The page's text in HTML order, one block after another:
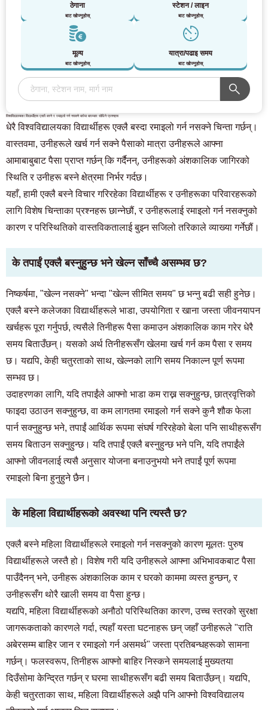
ठेगाना
बाट खोज्नुहोस्
स्टेशन / लाइन
बाट खोज्नुहोस्
मूल्य
बाट खोज्नुहोस्
यात्रा/पढाइ समय
बाट खोज्नुहोस्
विश्वविद्यालयका विद्यार्थीहरू एक्लै बस्ने र रमाइलो गर्न नसक्ने बारेमा बारम्बार सोधिने प्रश्नहरू
धेरै विश्वविद्यालयका विद्यार्थीहरू एक्लै बस्दा रमाइलो गर्न नसक्ने चिन्ता गर्छन्।
वास्तवमा, उनीहरूले खर्च गर्न सक्ने पैसाको मात्रा उनीहरूले आफ्ना
आमाबाबुबाट पैसा प्राप्त गर्छन् कि गर्दैनन्, उनीहरूको अंशकालिक जागिरको
स्थिति र उनीहरू बस्ने क्षेत्रमा निर्भर गर्दछ।
यहाँ, हामी एक्लै बस्ने विचार गरिरहेका विद्यार्थीहरू र उनीहरूका परिवारहरूको
लागि विशेष चिन्ताका प्रश्नहरू छान्नेछौं, र उनीहरूलाई रमाइलो गर्न नसक्नुको
कारण र परिस्थितिको वास्तविकतालाई बुझ्न सजिलो तरिकाले व्याख्या गर्नेछौं।
के तपाईं एक्लै बस्नुहुन्छ भने खेल्न साँच्चै असम्भव छ?
निष्कर्षमा, "खेल्न नसक्ने" भन्दा "खेल्न सीमित समय" छ भन्नु बढी सही हुनेछ।
एक्लै बस्ने कलेजका विद्यार्थीहरूले भाडा, उपयोगिता र खाना जस्ता जीवनयापन
खर्चहरू पूरा गर्नुपर्छ, त्यसैले तिनीहरू पैसा कमाउन अंशकालिक काम गरेर धेरै
समय बिताउँछन्। यसको अर्थ तिनीहरूसँग खेलमा खर्च गर्न कम पैसा र समय
छ। यद्यपि, केही चतुरताको साथ, खेल्नको लागि समय निकाल्न पूर्ण रूपमा
सम्भव छ।
उदाहरणका लागि, यदि तपाईंले आफ्नो भाडा कम राख्न सक्नुहुन्छ, छात्रवृत्तिको
फाइदा उठाउन सक्नुहुन्छ, वा कम लागतमा रमाइलो गर्न सक्ने कुनै शौक फेला
पार्न सक्नुहुन्छ भने, तपाईं आर्थिक रूपमा संघर्ष गरिरहेको बेला पनि साथीहरूसँग
समय बिताउन सक्नुहुन्छ। यदि तपाईं एक्लै बस्नुहुन्छ भने पनि, यदि तपाईंले
आफ्नो जीवनलाई त्यसै अनुसार योजना बनाउनुभयो भने तपाईं पूर्ण रूपमा
रमाइलो बिना हुनुहुने छैन।
के महिला विद्यार्थीहरूको अवस्था पनि त्यस्तै छ?
एक्लै बस्ने महिला विद्यार्थीहरूले रमाइलो गर्न नसक्नुको कारण मूलतः पुरुष
विद्यार्थीहरूले जस्तै हो। विशेष गरी यदि उनीहरूले आफ्ना अभिभावकबाट पैसा
पाउँदैनन् भने, उनीहरू अंशकालिक काम र घरको काममा व्यस्त हुन्छन्, र
उनीहरूसँग थोरै खाली समय वा पैसा हुन्छ।
यद्यपि, महिला विद्यार्थीहरूको अनौठो परिस्थितिका कारण, उच्च स्तरको सुरक्षा
जागरूकताको कारणले गर्दा, त्यहाँ यस्ता घटनाहरू छन् जहाँ उनीहरूले "राति
अबेरसम्म बाहिर जान र रमाइलो गर्न असमर्थ" जस्ता प्रतिबन्धहरूको सामना
गर्छन्। फलस्वरूप, तिनीहरू आफ्नो बाहिर निस्कने समयलाई मुख्यतया
दिउँसोमा केन्द्रित गर्छन् र घरमा साथीहरूसँग बढी समय बिताउँछन्। यद्यपि,
केही चतुरताका साथ, महिला विद्यार्थीहरूले अझै पनि आफ्नो विश्वविद्यालय